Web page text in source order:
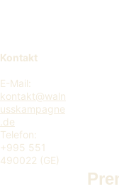
E-Mail:
kontakt@waln
usskampagne
.de
Telefon:
+995 551
490022 (GE)
Kontakt